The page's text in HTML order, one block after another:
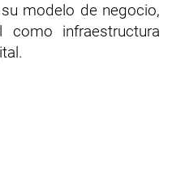
modelo de negocio,
infraestructura